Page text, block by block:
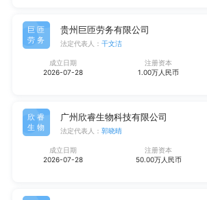
巨匝
劳务
贵州巨匝劳务有限公司
法定代表人： 干文洁
成立日期
2026-07-28
注册资本
1.00万人民币
欣睿
生物
广州欣睿生物科技有限公司
法定代表人： 郭晓晴
成立日期
2026-07-28
注册资本
50.00万人民币